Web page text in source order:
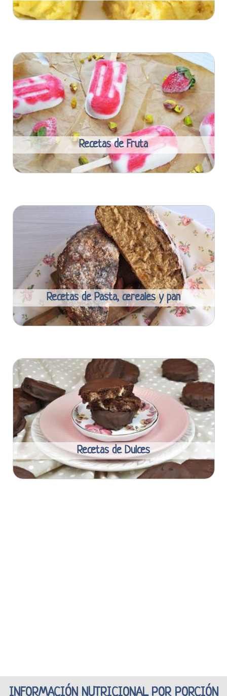
Recetas de Fruta
Recetas de Pasta, cereales y pan
Recetas de Dulces
INFORMACIÓN NUTRICIONAL POR PORCIÓN